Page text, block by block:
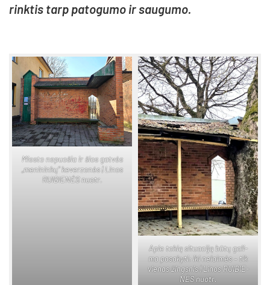
rink­tis tarp pa­to­gu­mo ir sau­gu­mo.
Mies­to ne­puo­šia ir šios gat­vės
„me­ni­nin­kų“ ke­ver­zo­nės | Li­nos
RUI­BIE­NĖS nuo­tr.
Apie to­kią si­tua­ci­ją bū­tų ga­li­
ma pa­sa­ky­ti: iki ne­lai­mės – tik
vie­nas žings­nis | Li­nos RUI­BIE­
NĖS nuo­tr.